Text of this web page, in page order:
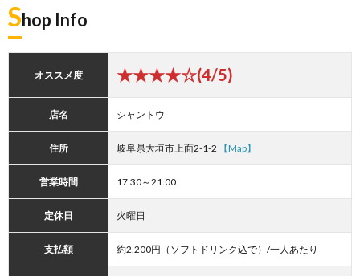
Shop Info
オススメ度 ★★★★☆(4/5)
店名 シャントウ
住所 岐阜県大垣市上面2-1-2 【Map】
営業時間 17:30～21:00
定休日 火曜日
支払額 約2,200円（ソフトドリンク込で）/一人あたり